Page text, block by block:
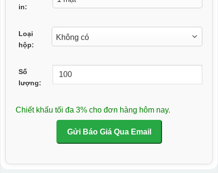
in:
Loại
hộp:
Số
lượng:
Chiết khấu tối đa 3% cho đơn hàng hôm nay.
Gửi Báo Giá Qua Email